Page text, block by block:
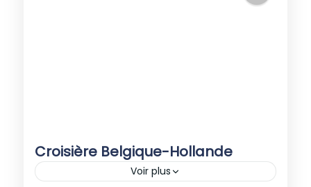
Croisière Belgique-Hollande
Voir plus